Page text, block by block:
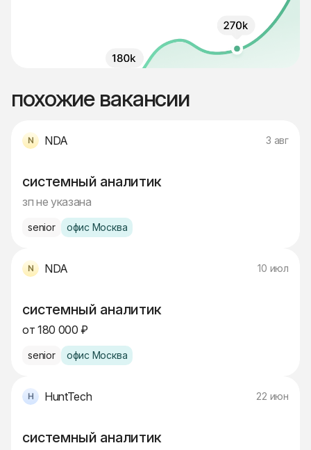
похожие вакансии
NDA 3 авг
системный аналитик
зп не указана
senior офис Москва
NDA 10 июл
системный аналитик
от 180 000 ₽
senior офис Москва
HuntTech 22 июн
системный аналитик